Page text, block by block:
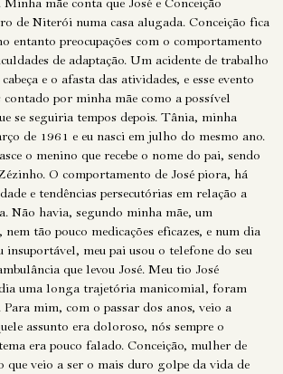
mãe conta que José e Conceição
de Niterói numa casa alugada. Conceição fica
entanto preocupações com o comportamento
de adaptação. Um acidente de trabalho
e o afasta das atividades, e esse evento
por minha mãe como a possível
se seguiria tempos depois. Tânia, minha
de 1961 e eu nasci em julho do mesmo ano.
o menino que recebe o nome do pai, sendo
O comportamento de José piora, há
e tendências persecutórias em relação a
Não havia, segundo minha mãe, um
tão pouco medicações eficazes, e num dia
insuportável, meu pai usou o telefone do seu
que levou José. Meu tio José
uma longa trajetória manicomial, foram
mim, com o passar dos anos, veio a
assunto era doloroso, nós sempre o
era pouco falado. Conceição, mulher de
que veio a ser o mais duro golpe da vida de